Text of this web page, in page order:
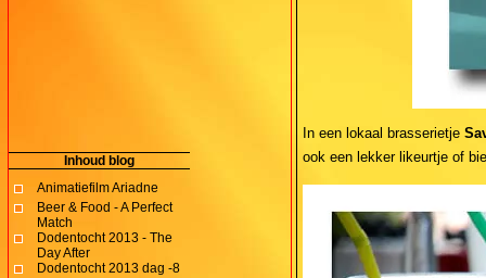
Inhoud blog
Animatiefilm Ariadne
Beer & Food - A Perfect
Match
Dodentocht 2013 - The
Day After
Dodentocht 2013 dag -8
In een lokaal brasserietje
ook een lekker likeurtje of